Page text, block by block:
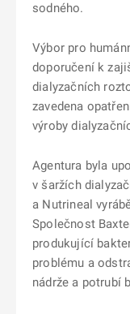
sodného.
Výbor pro
doporučení k
dialyzačních
zavedena
výroby
Agentura byla
v šaržích
a Nutrineal
Společnost
produkující
problému a
nádrže a potrubí